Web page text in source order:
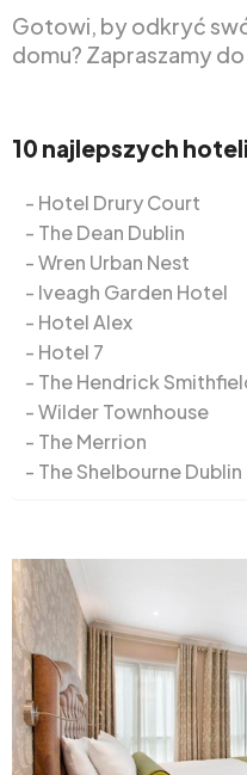
Gotowi, by odkryć
domu? Zapraszamy
10 najlepszych
Hotel Drury Court
The Dean Dublin
Wren Urban Nest
Iveagh Garden Hotel
Hotel Alex
Hotel 7
The Hendrick
Wilder Townhouse
The Merrion
The Shelbourne Dublin